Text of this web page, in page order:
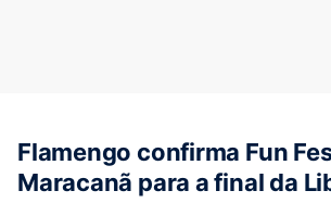
Flamengo confirma Fun
Maracanã para a final da